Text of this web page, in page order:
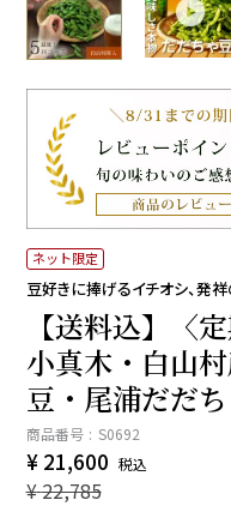
ネット限定
豆好きに捧げるイチオシ、発
【送料込】〈
小真木・白山
豆・尾浦だだ
商品番号 S0692
¥22,785
¥ 21,600 税込